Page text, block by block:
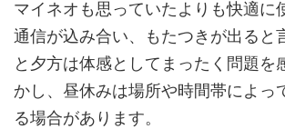
マイネオも思っていたよりも快適に
通信が込み合い、もたつきが出ると
と夕方は体感としてまったく問題を
かし、昼休みは場所や時間帯によっ
る場合があります。